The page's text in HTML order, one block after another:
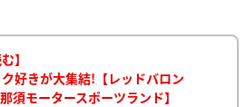
】
好きが大集結!【レッドバロン
須モータースポーツランド】